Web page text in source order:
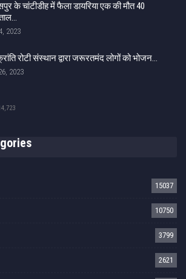
के चांटीडीह में फैला डायरिया एक की मौत 40
2023
रोटी संस्थान द्वारा जरूरतमंद लोगों को भोजन…
2023
15037
10750
3799
2621